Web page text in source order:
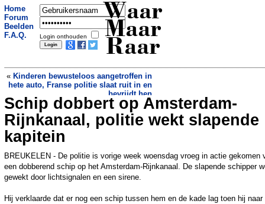
Home
Forum
Beelden
F.A.Q.
Login onthouden
Waar
Maar
Raar
« Kinderen bewusteloos aangetroffen in
hete auto, Franse politie slaat ruit in en
bevrijdt hen
Hellendoornse melkveehouder komt
met tap voor rauwe melk»
Schip dobbert op Amsterdam-
Rijnkanaal, politie wekt slapende
kapitein
BREUKELEN - De politie is vorige week woensdag vroeg in actie gekomen
een dobberend schip op het Amsterdam-Rijnkanaal. De slapende schipper
gewekt door lichtsignalen en een sirene.
Hij verklaarde dat er nog een schip tussen hem en de kade lag toen hij naar